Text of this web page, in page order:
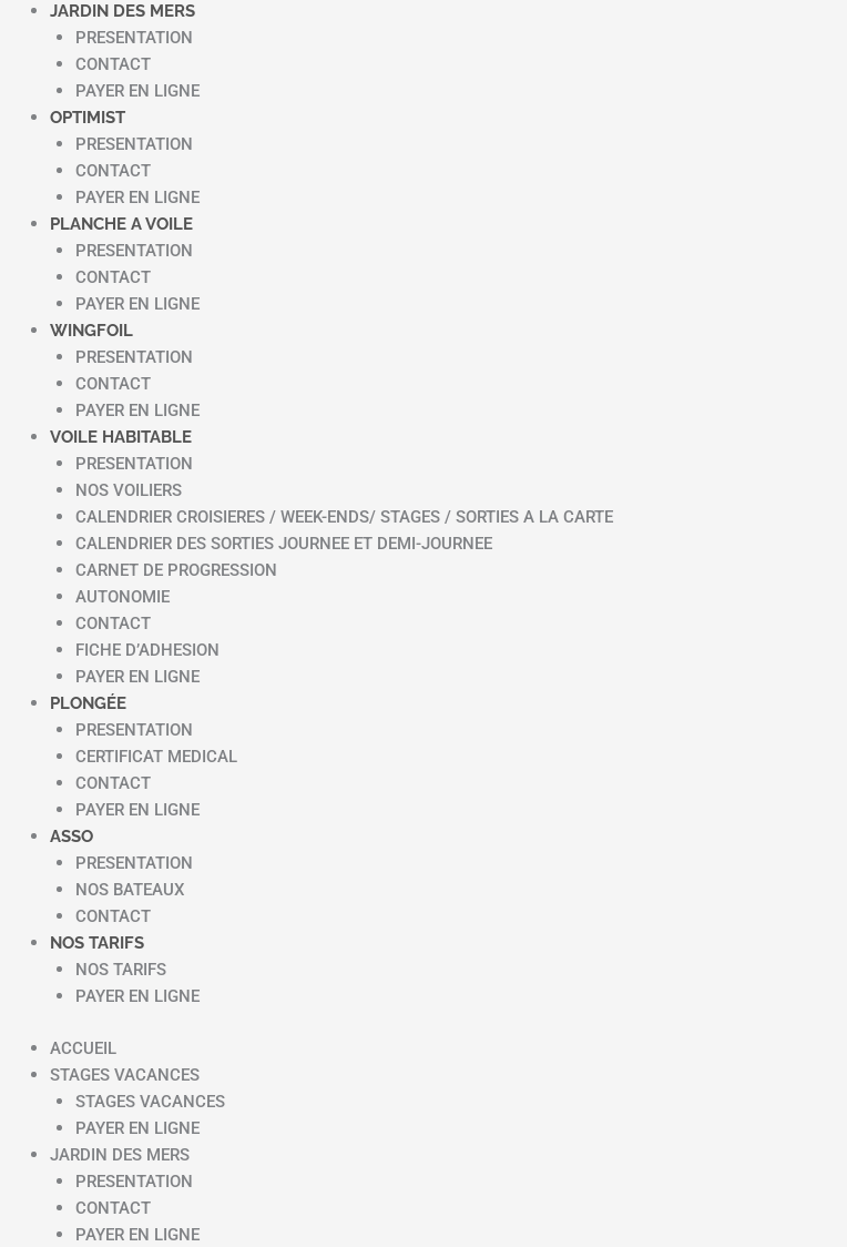
JARDIN DES MERS
PRESENTATION
CONTACT
PAYER EN LIGNE
OPTIMIST
PRESENTATION
CONTACT
PAYER EN LIGNE
PLANCHE A VOILE
PRESENTATION
CONTACT
PAYER EN LIGNE
WINGFOIL
PRESENTATION
CONTACT
PAYER EN LIGNE
VOILE HABITABLE
PRESENTATION
NOS VOILIERS
CALENDRIER CROISIERES / WEEK-ENDS/ STAGES / SORTIES A LA CARTE
CALENDRIER DES SORTIES JOURNEE ET DEMI-JOURNEE
CARNET DE PROGRESSION
AUTONOMIE
CONTACT
FICHE D’ADHESION
PAYER EN LIGNE
PLONGÉE
PRESENTATION
CERTIFICAT MEDICAL
CONTACT
PAYER EN LIGNE
ASSO
PRESENTATION
NOS BATEAUX
CONTACT
NOS TARIFS
NOS TARIFS
PAYER EN LIGNE
ACCUEIL
STAGES VACANCES
STAGES VACANCES
PAYER EN LIGNE
JARDIN DES MERS
PRESENTATION
CONTACT
PAYER EN LIGNE